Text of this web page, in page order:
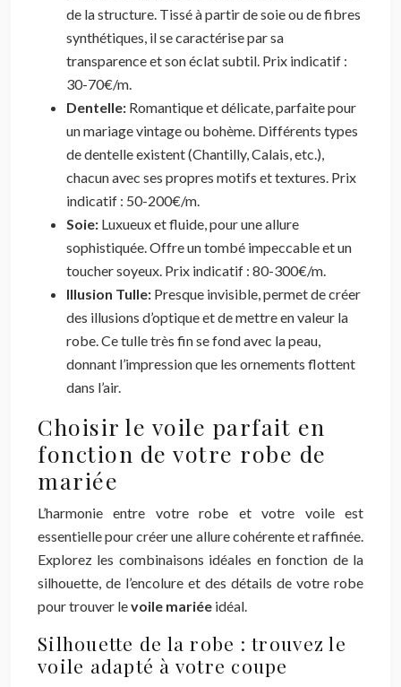
de la structure. Tissé à partir de soie ou de fibres
synthétiques, il se caractérise par sa
transparence et son éclat subtil. Prix indicatif :
30-70€/m.
Dentelle: Romantique et délicate, parfaite pour
un mariage vintage ou bohème. Différents types
de dentelle existent (Chantilly, Calais, etc.),
chacun avec ses propres motifs et textures. Prix
indicatif : 50-200€/m.
Soie: Luxueux et fluide, pour une allure
sophistiquée. Offre un tombé impeccable et un
toucher soyeux. Prix indicatif : 80-300€/m.
Illusion Tulle: Presque invisible, permet de créer
des illusions d’optique et de mettre en valeur la
robe. Ce tulle très fin se fond avec la peau,
donnant l’impression que les ornements flottent
dans l’air.
Choisir le voile parfait en
fonction de votre robe de
mariée
L’harmonie entre votre robe et votre voile est
essentielle pour créer une allure cohérente et raffinée.
Explorez les combinaisons idéales en fonction de la
silhouette, de l’encolure et des détails de votre robe
pour trouver levoile mariée idéal.
Silhouette de la robe : trouvez le
voile adapté à votre coupe